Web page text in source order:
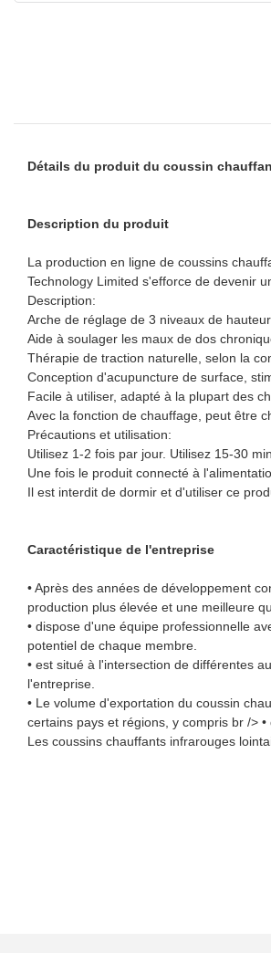
Détails du produit du coussin
Description du produit
La production en ligne de coussins
Technology Limited s'efforce de devenir
Description:
Arche de réglage de 3 niveaux de
Aide à soulager les maux de dos
Thérapie de traction naturelle, selon la
Conception d'acupuncture de surface,
Facile à utiliser, adapté à la plupart des
Avec la fonction de chauffage, peut être
Précautions et utilisation:
Utilisez 1-2 fois par jour. Utilisez 15-30
Une fois le produit connecté à
Il est interdit de dormir et d'utiliser ce
Caractéristique de l'entreprise
• Après des années de développement
production plus élevée et une meilleure
• dispose d'une équipe professionnelle
potentiel de chaque membre.
• est situé à l'intersection de différentes
l'entreprise.
• Le volume d'exportation du coussin
certains pays et régions, y compris br />
Les coussins chauffants infrarouges